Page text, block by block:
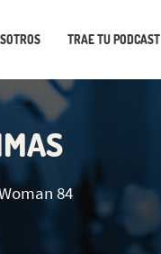
TRAE TU PODCAST
84